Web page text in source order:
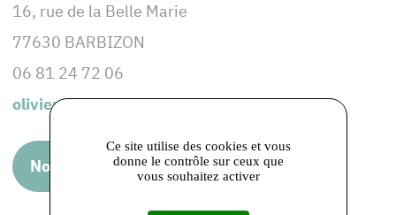
16, rue de la Belle Marie
77630 BARBIZON
06 81 24 72 06
olivier.mauregard@orange.fr
Nous rendre visite
Ce site utilise des cookies et vous
donne le contrôle sur ceux que
vous souhaitez activer